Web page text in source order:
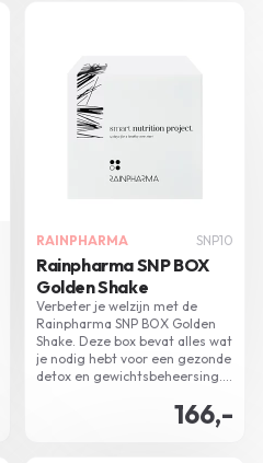
RAINPHARMA SNP10
Rainpharma SNP BOX
Golden Shake
Verbeter je welzijn met de
Rainpharma SNP BOX Golden
Shake. Deze box bevat alles wat
je nodig hebt voor een gezonde
detox en gewichtsbeheersing.
afzonderlijke aankoop.166,-